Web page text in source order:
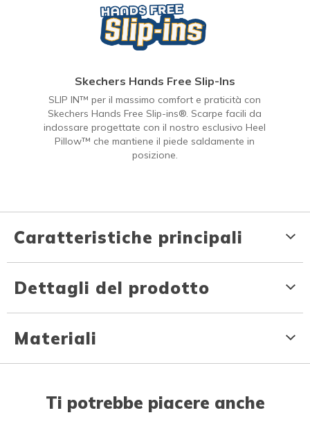
Skechers Hands Free Slip-Ins
SLIP IN™ per il massimo comfort e praticità con
Skechers Hands Free Slip-ins®. Scarpe facili da
indossare progettate con il nostro esclusivo Heel
Pillow™ che mantiene il piede saldamente in
posizione.
Caratteristiche principali
Dettagli del prodotto
Materiali
Ti potrebbe piacere anche